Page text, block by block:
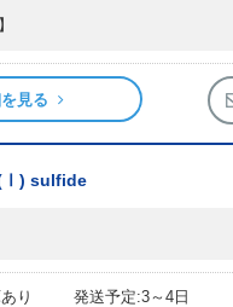
見る
sulfide
り 発送予定:3～4日